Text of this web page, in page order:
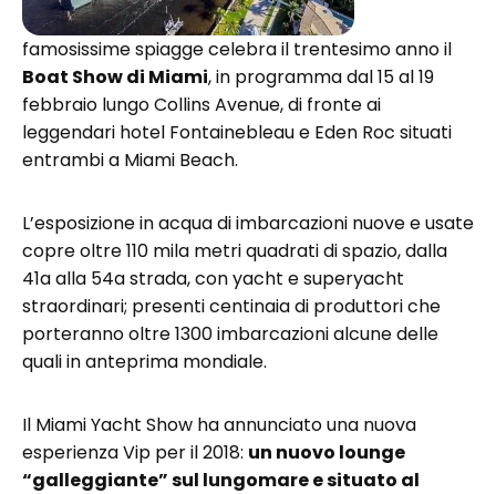
famosissime spiagge celebra il trentesimo anno il
Boat Show di Miami, in programma dal 15 al 19
febbraio lungo Collins Avenue, di fronte ai
leggendari hotel Fontainebleau e Eden Roc situati
entrambi a Miami Beach.
L’esposizione in acqua di imbarcazioni nuove e usate
copre oltre 110 mila metri quadrati di spazio, dalla
41a alla 54a strada, con yacht e superyacht
straordinari; presenti centinaia di produttori che
porteranno oltre 1300 imbarcazioni alcune delle
quali in anteprima mondiale.
Il Miami Yacht Show ha annunciato una nuova
esperienza Vip per il 2018: un nuovo lounge
“galleggiante” sul lungomare e situato al